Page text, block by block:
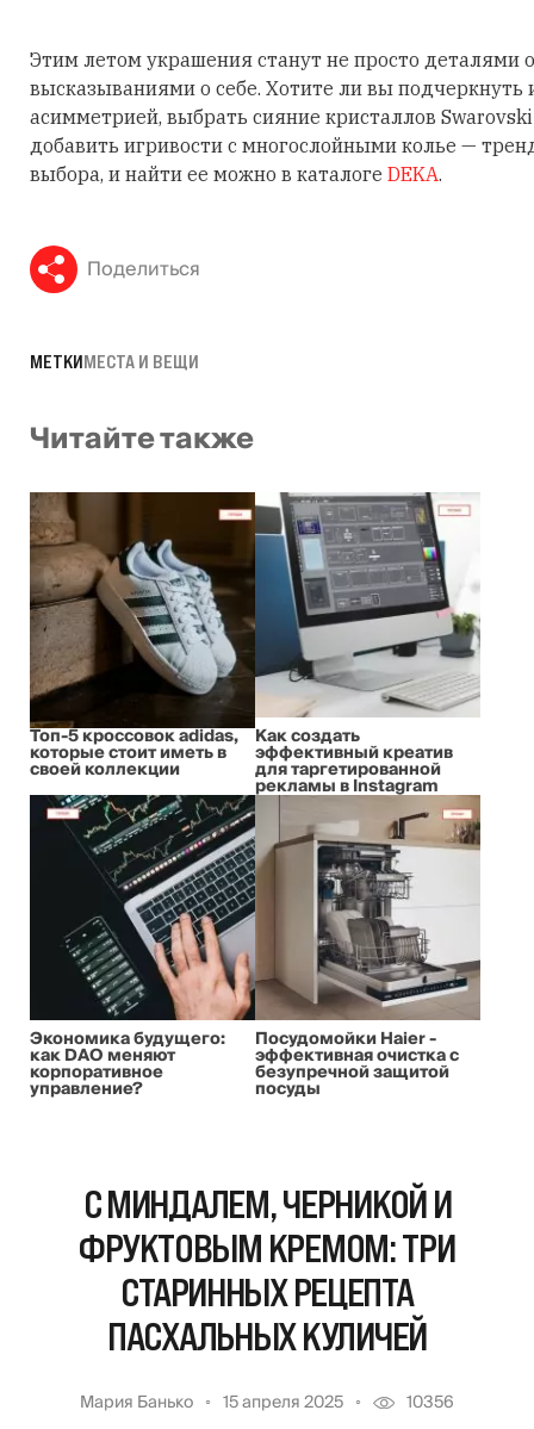
Этим летом украшения станут не просто деталями
высказываниями о себе. Хотите ли вы подчеркнуть
асимметрией, выбрать сияние кристаллов
добавить игривости с многослойными колье —
выбора, и найти ее можно в каталоге DEKA.
Поделиться
МЕТКИМЕСТА И ВЕЩИ
Читайте также
Топ-5 кроссовок adidas,
которые стоит иметь в
своей коллекции
Как создать
эффективный креатив
для таргетированной
рекламы в Instagram
Экономика будущего:
как DAO меняют
корпоративное
управление?
Посудомойки Haier -
эффективная очистка с
безупречной защитой
посуды
С МИНДАЛЕМ, ЧЕРНИКОЙ И
ФРУКТОВЫМ КРЕМОМ: ТРИ
СТАРИННЫХ РЕЦЕПТА
ПАСХАЛЬНЫХ КУЛИЧЕЙ
Мария Банько 15 апреля 2025 10356